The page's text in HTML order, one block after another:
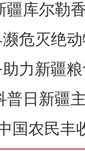
疆库尔勒
危灭绝
力新疆
普日新疆
国农民丰